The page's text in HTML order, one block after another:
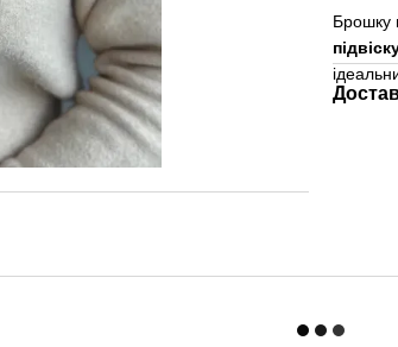
Брошку